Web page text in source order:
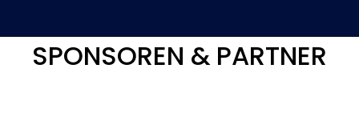
SPONSOREN & PARTNER